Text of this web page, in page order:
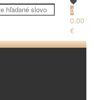
0
0.00
€